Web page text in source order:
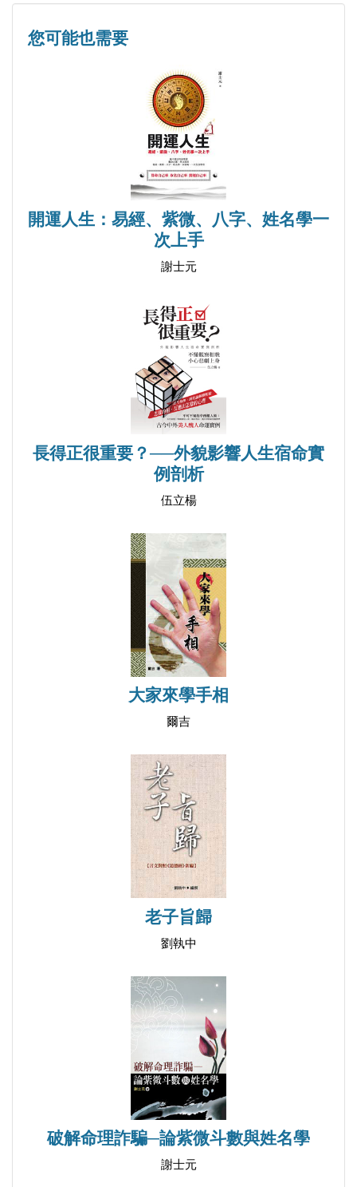
您可能也需要
開運人生：易經、紫微、八字、姓名學一
次上手
謝士元
長得正很重要？──外貌影響人生宿命實
例剖析
伍立楊
大家來學手相
爾吉
老子旨歸
劉執中
破解命理詐騙─論紫微斗數與姓名學
謝士元